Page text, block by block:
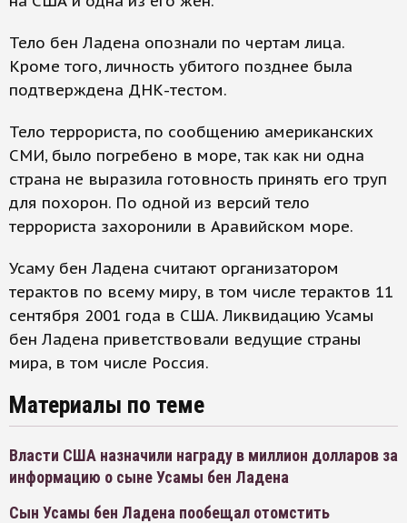
Тело бен Ладена опознали по чертам лица.
Кроме того, личность убитого позднее была
подтверждена ДНК-тестом.
Тело террориста, по сообщению американских
СМИ, было погребено в море, так как ни одна
страна не выразила готовность принять его труп
для похорон. По одной из версий тело
террориста захоронили в Аравийском море.
Усаму бен Ладена считают организатором
терактов по всему миру, в том числе терактов 11
сентября 2001 года в США. Ликвидацию Усамы
бен Ладена приветствовали ведущие страны
мира, в том числе Россия.
Материалы по теме
Власти США назначили награду в миллион долларов за
информацию о сыне Усамы бен Ладена
Сын Усамы бен Ладена пообещал отомстить